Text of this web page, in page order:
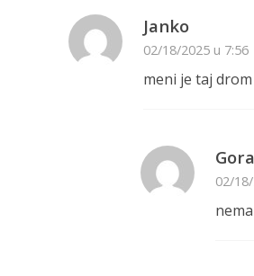
Janko
02/18/2025 u 7:56
meni je taj
02/